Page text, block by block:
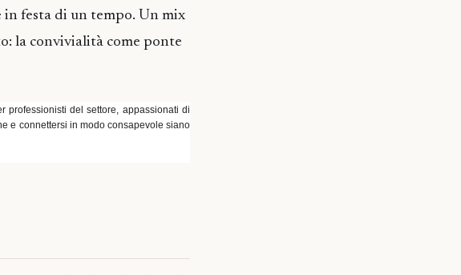
in festa di un tempo. Un mix
la convivialità come ponte
professionisti del settore, appassionati di
e connettersi in modo consapevole siano